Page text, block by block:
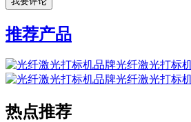
推荐产品
光纤激光打标
光纤激光打标
热点推荐